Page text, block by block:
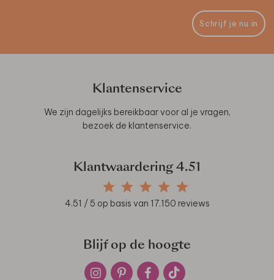
Schrijf je nu in
Klantenservice
We zijn dagelijks bereikbaar voor al je vragen,
bezoek de klantenservice.
Klantwaardering 4.51
4.51 / 5 op basis van 17.150 reviews
Blijf op de hoogte